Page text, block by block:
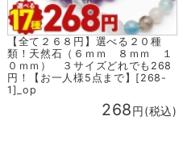
【全て２６８円】選べる２０種
類！天然石（６ｍｍ ８ｍｍ １
０ｍｍ） ３サイズどれでも268
円！【お一人様5点まで】[268-
1]_op
268円(税込)